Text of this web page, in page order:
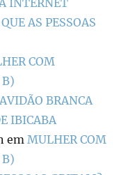
AS PESSOAS
COM
BRANCA
IBICABA
em MULHER COM